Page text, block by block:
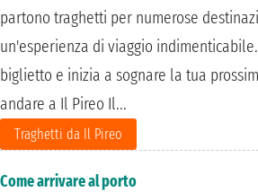
partono traghetti per numerose
un'esperienza di viaggio
biglietto e inizia a sognare la tua
andare a Il Pireo Il...
Traghetti da Il Pireo
Come arrivare al porto